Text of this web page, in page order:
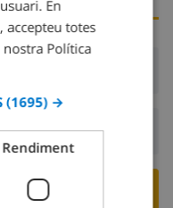
abans 19:00
10:00
VILLA ›
SPANISH
CATALAN
ITALIAN
NORWEGIAN
En
accepteu totes
nostra Política
(1695) →
Rendiment